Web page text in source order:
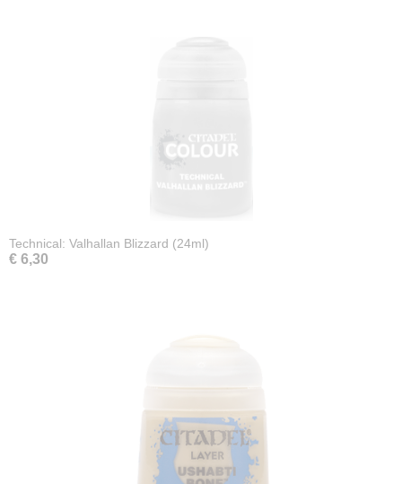
Technical: Valhallan Blizzard (24ml)
€ 6,30